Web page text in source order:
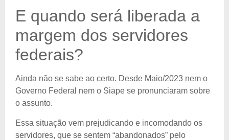
E quando será liberada a
margem dos servidores
federais?
Ainda não se sabe ao certo. Desde Maio/2023 nem o
Governo Federal nem o Siape se pronunciaram sobre
o assunto.
Essa situação vem prejudicando e incomodando os
servidores, que se sentem “abandonados” pelo